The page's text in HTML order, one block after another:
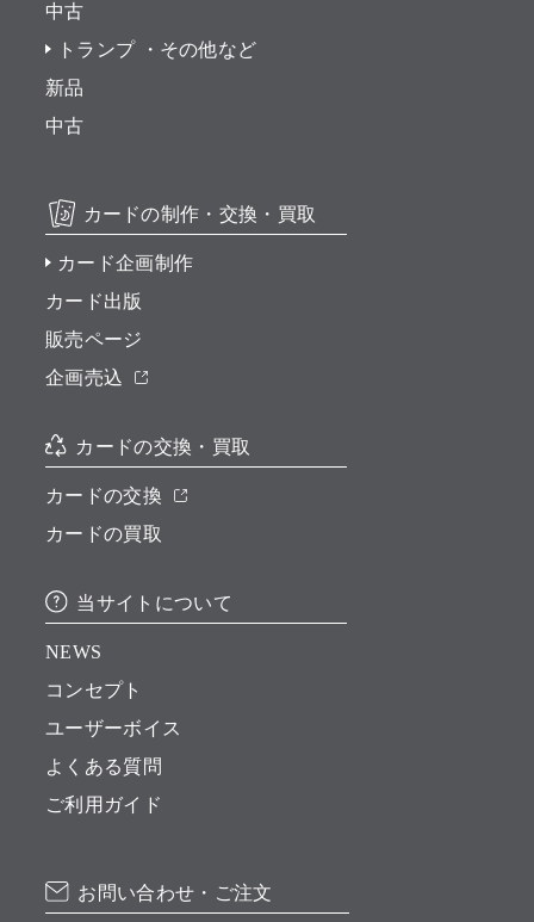
中古
トランプ ・その他など
新品
中古
カードの制作・交換・買取
カード企画制作
カード出版
販売ページ
企画売込
カードの交換・買取
カードの交換
カードの買取
当サイトについて
NEWS
コンセプト
ユーザーボイス
よくある質問
ご利用ガイド
お問い合わせ・ご注文